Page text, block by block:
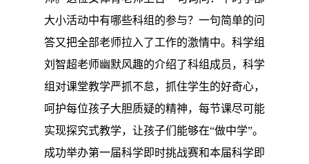
大小活动中有哪些科组的参与？一句简单的问
答又把全部老师拉入了工作的激情中。科学组
刘智超老师幽默风趣的介绍了科组成员，科学
组对课堂教学严抓不怠， 抓住学生的好奇心，
呵护每位孩子大胆质疑的精神，每节课尽可能
实现探究式教学，让孩子们能够在“做中学”。
成功举办第一届科学即时挑战赛和本届科学即